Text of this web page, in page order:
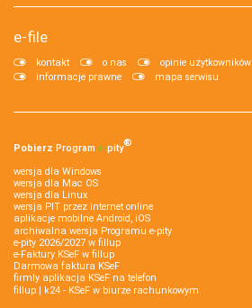
e-file
kontakt o nas opinie użytkowników
informacje prawne
mapa serwisu
Pobierz Program e‑pity®
wersja dla Windows
wersja dla Mac OS
wersja dla Linux
wersja PIT przez internet online
aplikacje mobilne Android, iOS
archiwalna wersja Programu e-pity
e-pity 2026/2027 w fillup
e‑Faktury KSeF w fillup
Darmowa faktura KSeF
firmly aplikacja KSeF na telefon
fillup | k24 - KSeF w biurze rachunkowym